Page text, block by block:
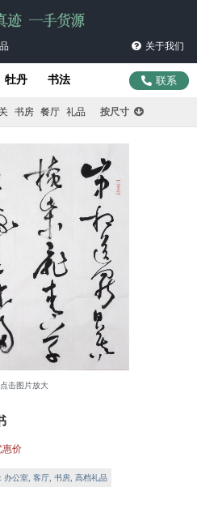
关于我们
牡丹 书法 联系
书房 餐厅 礼品 按尺寸
点击图片放大
惠价
办公室, 客厅, 书房, 高档礼品